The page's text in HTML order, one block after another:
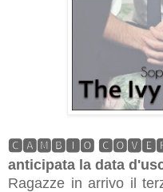
🅲🅰🅼🅱🅸🅾 🅲🅾🆅🅴🆁
anticipata la data
Ragazze in arrivo il